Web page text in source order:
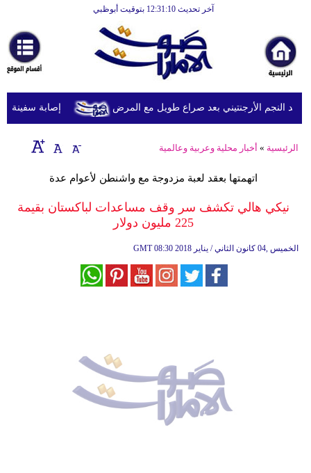
آخر تحديث 12:31:10 بتوقيت أبوظبي
أخبارعاجلة
رياضة
ثقافة
إقتصاد
إصابة سفينة النجم الأرجنتيني بعد صراع طويل مع المرض
الرئيسية » أخبار محلية وعربية وعالمية
اتهمتها بعقد لعبة مزدوجة مع واشنطن لأعوام عدة
نيكي هالي تكشف سر وقف مساعدات لباكستان بقيمة
225 مليون دولار
GMT 08:30 2018 الخميس ,04 كانون الثاني / يناير